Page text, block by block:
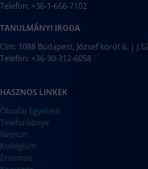
Telefon: +36-1-666-7102
TANULMÁNYI IRODA
Cím: 1088 Budapest, József körút 6. |
Telefon: +36-30-312-6058
HASZNOS LINKEK
Óbudai Egyetem
Telefonkönyv
Neptun
Kollégium
Erasmus